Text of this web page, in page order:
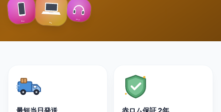
Max
Pro
Sound
最短当日発送 赤ロム保証 2年